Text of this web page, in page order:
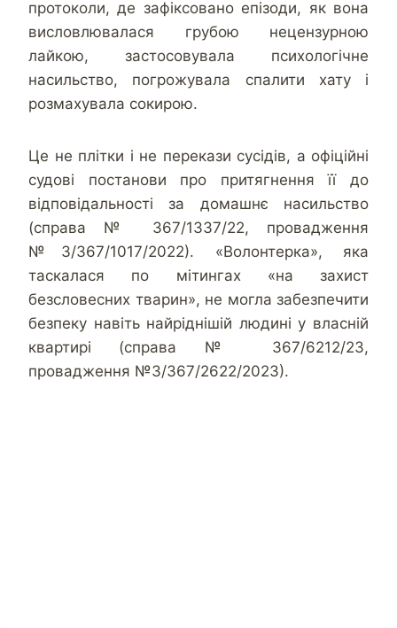
протоколи, де зафіксовано епізоди, як вона
висловлювалася грубою нецензурною
лайкою, застосовувала психологічне
насильство, погрожувала спалити хату і
розмахувала сокирою.
Це не плітки і не перекази сусідів, а офіційні
судові постанови про притягнення її до
відповідальності за домашнє насильство
(справа № 367/1337/22, провадження
№3/367/1017/2022). «Волонтерка», яка
таскалася по мітингах «на захист
безсловесних тварин», не могла забезпечити
безпеку навіть найріднішій людині у власній
квартирі (справа № 367/6212/23,
провадження №3/367/2622/2023).